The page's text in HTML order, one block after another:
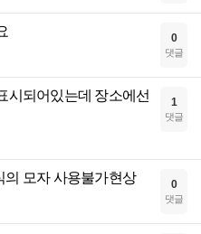
0
댓글
시되어있는데 장소에선
1
댓글
의 모자 사용불가현상 0
댓글